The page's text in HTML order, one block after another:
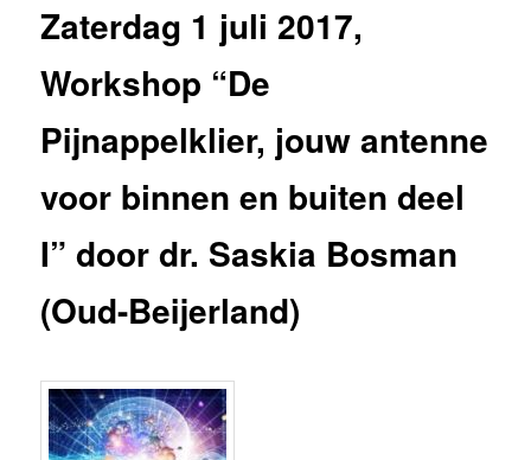
Zaterdag 1 juli 2017,
Workshop “De
Pijnappelklier, jouw antenne
voor binnen en buiten deel
I” door dr. Saskia Bosman
(Oud-Beijerland)